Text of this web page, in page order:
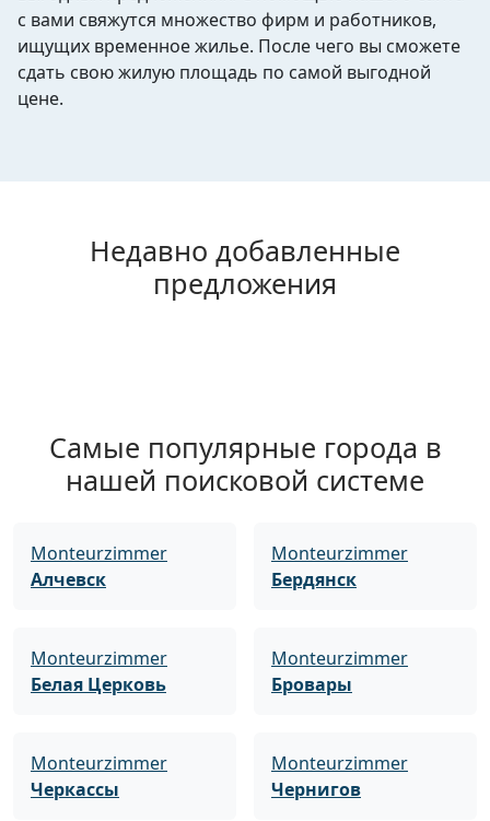
с вами свяжутся множество фирм и работников,
ищущих временное жилье. После чего вы сможете
сдать свою жилую площадь по самой выгодной
цене.
Недавно добавленные
предложения
Самые популярные города в
нашей поисковой системе
Monteurzimmer
Алчевск
Monteurzimmer
Бердянск
Monteurzimmer
Белая Церковь
Monteurzimmer
Бровары
Monteurzimmer
Черкассы
Monteurzimmer
Чернигов